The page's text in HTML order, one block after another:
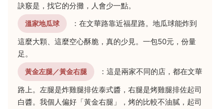
訣竅是，找它的分攤，人會少一點。
溫家地瓜球
：在文華路靠近福星路。地瓜球能炸到
這麼大顆、這麼空心酥脆，真的少見。一包50元，份量
足。
黃金左腿／黃金右腿
：這是兩家不同的店，都在文華
路上。左腿是炸雞腿排佐泰式醬，右腿是烤雞腿排佐起司
白醬。我個人偏好「黃金右腿」，烤的比較不油膩，起司